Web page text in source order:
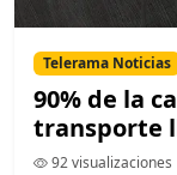
Telerama Noticias
90% de la
transporte
92 visualizaciones